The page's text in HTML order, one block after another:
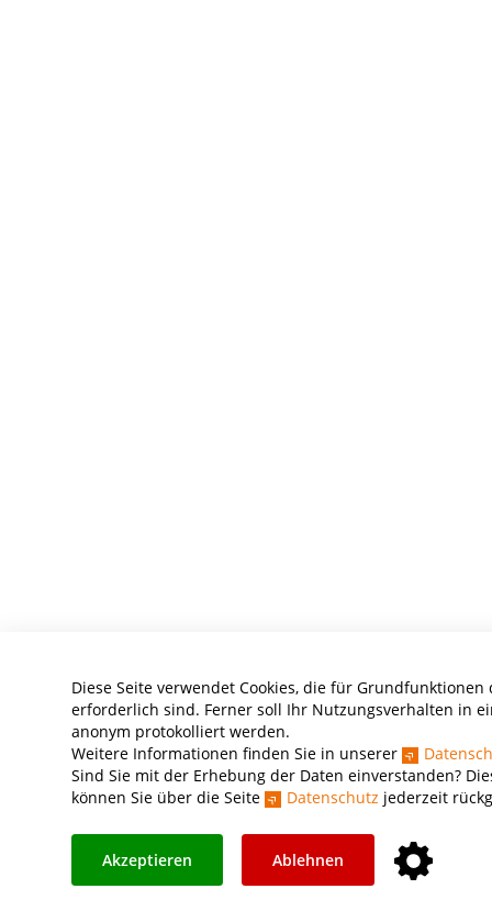
Diese Seite verwendet Cookies, die für Grundfunktionen
erforderlich sind. Ferner soll Ihr Nutzungsverhalten in
anonym protokolliert werden.
Weitere Informationen finden Sie in unserer
Sind Sie mit der Erhebung der Daten einverstanden?
können Sie über die Seite
Datenschutz jederzeit
Akzeptieren Ablehnen